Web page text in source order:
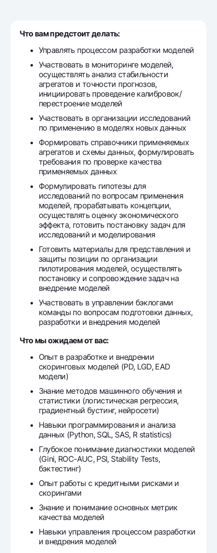
Talab qilib olinguncha USD
Oltin omonat
NBU’dan oltin quymalar
Kumush omonat
Visa
Ish haqi
Garmin pay
Aksiyalar
Milliy mobil ilovasi
Ko'p beriladigan savollar
Sayt bo‘yicha qidiring
Qidirish
Foydali havolalar
Ko'p beriladigan savollar
Matbuot markazi
Ofis va bankomatlar
Shaxsiy ma'lumotlarni qayta ishlashga rozilik berish
Bizni ijtimoiy tarmoqlarda kuzatib boring
Aloqa markazi
+998 78 148-00-10
Что вам предстоит делать:
Управлять процессом разработки моделей
Участвовать в мониторинге моделей,
осуществлять анализ стабильности
агрегатов и точности прогнозов,
инициировать проведение калибровок/
перестроение моделей
Участвовать в организации исследований
по применению в моделях новых данных
Формировать справочники применяемых
агрегатов и схемы данных, формулировать
требования по проверке качества
применяемых данных
Формулировать гипотезы для
исследований по вопросам применения
моделей, прорабатывать концепции,
осуществлять оценку экономического
эффекта, готовить постановку задач для
исследований и моделирования
Готовить материалы для представления и
защиты позиции по организации
пилотирования моделей, осуществлять
постановку и сопровождение задач на
внедрение моделей
Участвовать в управлении бэклогами
команды по вопросам подготовки данных,
разработки и внедрения моделей
Что мы ожидаем от вас:
Опыт в разработке и внедрении
скоринговых моделей (PD, LGD, EAD
модели)
Знание методов машинного обучения и
статистики (логистическая регрессия,
градиентный бустинг, нейросети)
Навыки программирования и анализа
данных (Python, SQL, SAS, R statistics)
Глубокое понимание диагностики моделей
(Gini, ROC-AUC, PSI, Stability Tests,
бэктестинг)
Опыт работы с кредитными рисками и
скорингами
Знание и понимание основных метрик
качества моделей
Навыки управления процессом разработки
и внедрения моделей